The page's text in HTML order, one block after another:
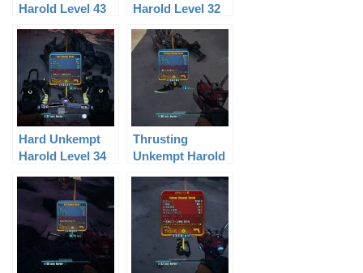
Harold Level 43
Harold Level 32
Hard Unkempt
Harold Level 34
Thrusting
Unkempt Harold